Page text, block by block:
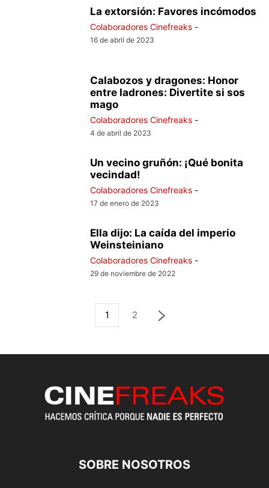
La extorsión: Favores incómodos
Colaboradores Cinefreaks -
16 de abril de 2023
Calabozos y dragones: Honor
entre ladrones: Divertite si sos
mago
Colaboradores Cinefreaks -
4 de abril de 2023
Un vecino gruñón: ¡Qué bonita
vecindad!
Colaboradores Cinefreaks -
17 de enero de 2023
Ella dijo: La caída del imperio
Weinsteiniano
Colaboradores Cinefreaks -
29 de noviembre de 2022
1 2
SOBRE NOSOTROS